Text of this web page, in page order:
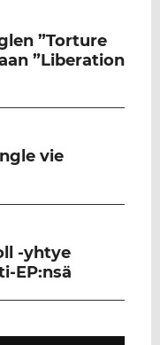
”Torture
”Liberation
vie
-yhtye
EP:nsä